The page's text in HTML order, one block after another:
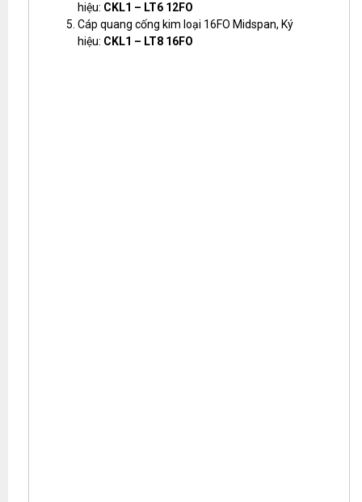
hiệu: CKL1 – LT6 12FO
Cáp quang cống kim loại 16FO Midspan, Ký
hiệu: CKL1 – LT8 16FO